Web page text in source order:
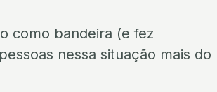
como bandeira (e fez
nessa situação mais do